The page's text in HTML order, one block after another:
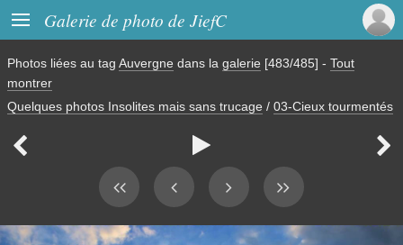
 Galerie de photo de JiefC
Photos liées au tag Auvergne dans la galerie [483/485] - Tout
montrer
Quelques photos Insolites mais sans trucage / 03-Cieux tourmentés
  